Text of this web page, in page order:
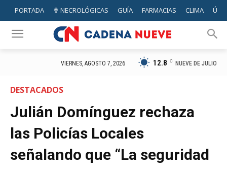
PORTADA ✟ NECROLÓGICAS GUÍA FARMACIAS CLIMA
VIERNES, AGOSTO 7, 2026 12.8 C NUEVE DE JULIO
DESTACADOS
Julián Domínguez rechaza
las Policías Locales
señalando que “La seguridad